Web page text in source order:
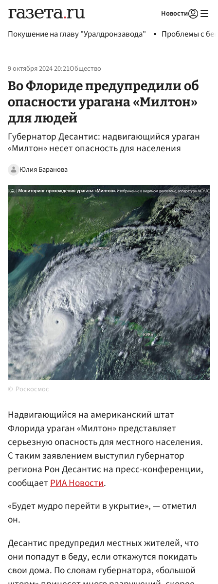
Новости
Покушение на главу "Уралдронзавода" Проблемы с
9 октября 2024 20:21Общество
Во Флориде предупредили об
опасности урагана «Милтон»
для людей
Губернатор Десантис: надвигающийся ураган
«Милтон» несет опасность для населения
Юлия Баранова
Роскосмос
Надвигающийся на американский штат
Флорида ураган «Милтон» представляет
серьезную опасность для местного населения.
С таким заявлением выступил губернатор
региона РонДесантисна пресс-конференции,
сообщаетРИА Новости.
«Будет мудро перейти в укрытие», — отметил
он.
Десантис предупредил местных жителей, что
они попадут в беду, если откажутся покидать
свои дома. По словам губернатора, «большой